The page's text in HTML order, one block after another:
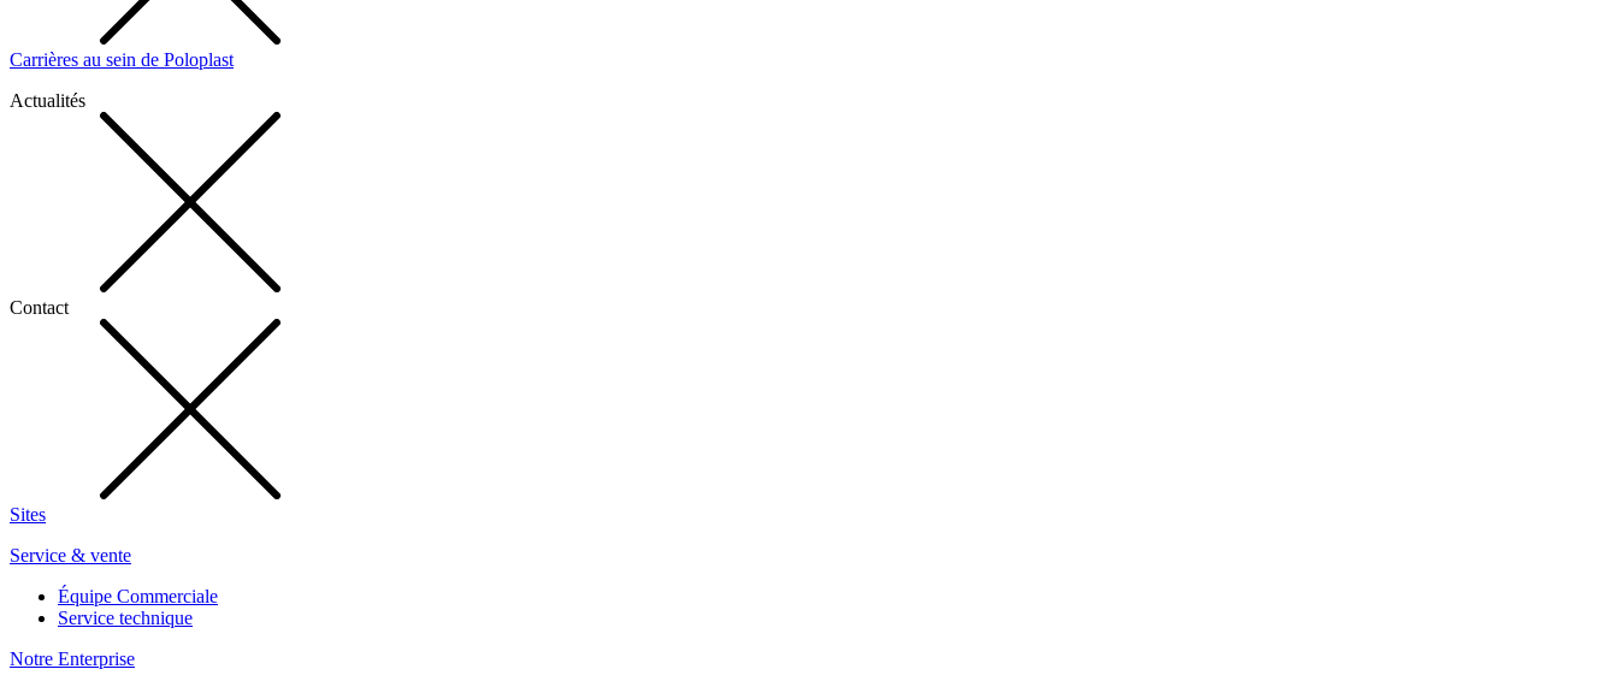
Carrières au sein de Poloplast
Actualités
Contact
Sites
Service & vente
Équipe Commerciale
Service technique
Notre Enterprise